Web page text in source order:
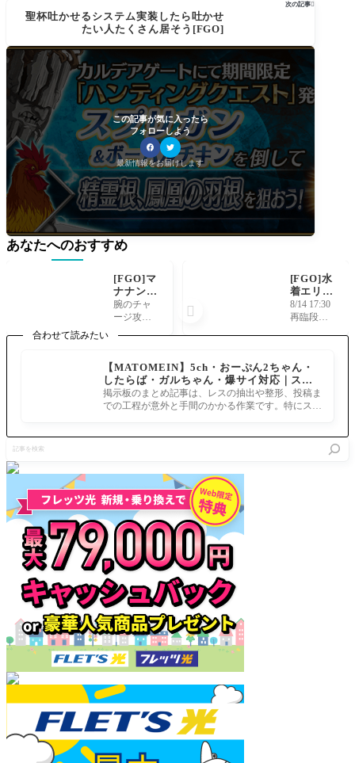
次の記事
聖杯吐かせるシステム実装したら吐かせ
たい人たくさん居そう[FGO]
この記事が気に入ったら
フォローしよう
最新情報をお届けします
合わせて読みたい
【MATOMEIN】5ch・おーぷん2ちゃん・
したらば・ガルちゃん・爆サイ対応｜スマ
ホでまとめ記事を作れるアプリ FGOのまと
め記事ができるまで
掲示板のまとめ記事は、レスの抽出や整形、投稿ま
での工程が意外と手間のかかる作業です。特にスマ
を
検
あなたへのおすすめ
[FGO]マ
ナナン・
マク・リ
ール〔バ
クの効果
はどうな
る？原典
からの効
腕のチャ
ージ攻撃
もチャー
ジゲージ
はあるの
で割り込
[FGO]水
着エリセ
の宝具時
の背面演
ギリを攻
めてる。
特に3臨
の攻めっ
8/14 17:30
再臨段階
した〜 http
s://youtu.be/
hkhmpBm
WNac
